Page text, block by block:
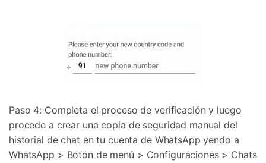
Paso 4: Completa el proceso de verificación y luego
procede a crear una copia de seguridad manual del
historial de chat en tu cuenta de WhatsApp yendo a
WhatsApp > Botón de menú > Configuraciones > Chats